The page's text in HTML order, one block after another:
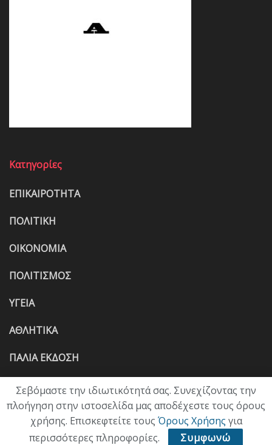
Κατηγορίες
ΕΠΙΚΑΙΡΟΤΗΤΑ
Σεβόμαστε την ιδιωτικότητά σας. Συνεχίζοντας την
πλοήγηση στην ιστοσελίδα μας αποδέχεστε τους όρους
χρήσης. Επισκεφτείτε τους Όρους Χρήσης για
περισσότερες πληροφορίες.
Συμφωνώ